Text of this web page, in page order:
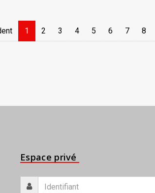
1 2 3 4 5 6 7 8
Espace privé